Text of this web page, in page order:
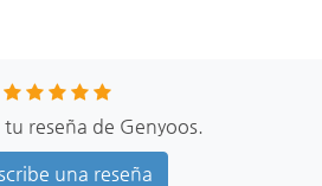
reseña de Genyoos.
una reseña